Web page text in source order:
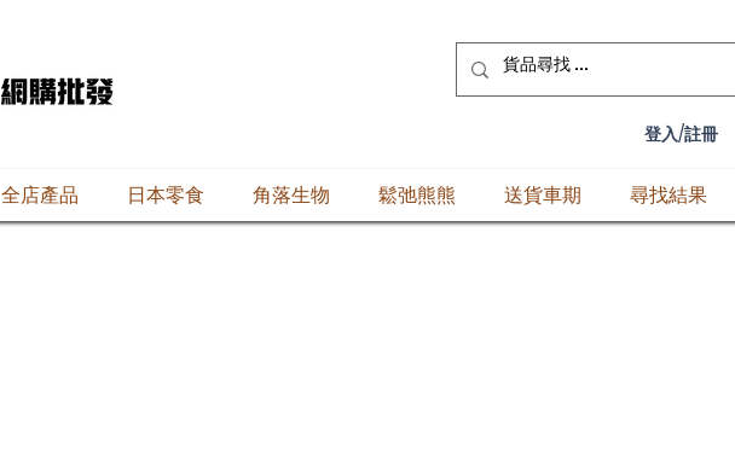
登入/註冊
全店產品 日本零食 角落生物 鬆弛熊熊 送貨車期 尋找結果